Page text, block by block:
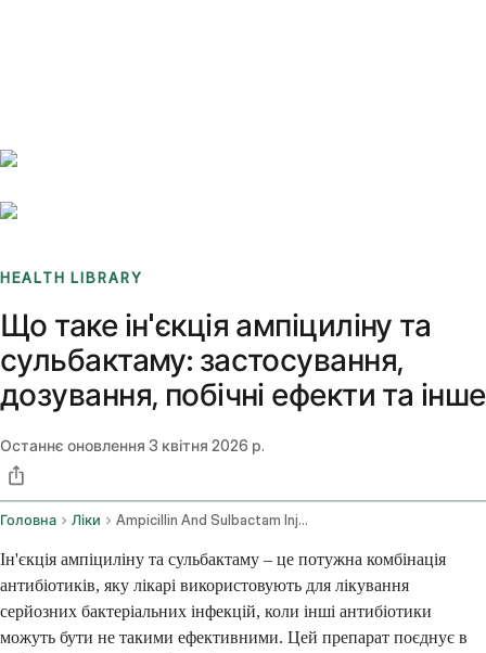
HEALTH LIBRARY
Що таке ін'єкція ампіциліну та
сульбактаму: застосування,
дозування, побічні ефекти та інше
Останнє оновлення 3 квітня 2026 р.
Головна Ліки Ampicillin And Sulbactam Injection Route
Ін'єкція ампіциліну та сульбактаму – це потужна комбінація
антибіотиків, яку лікарі використовують для лікування
серйозних бактеріальних інфекцій, коли інші антибіотики
можуть бути не такими ефективними. Цей препарат поєднує в